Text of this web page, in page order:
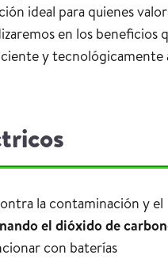
ideal para quienes
en los beneficios
y tecnológicamente
la contaminación y el
el dióxido de
con baterías